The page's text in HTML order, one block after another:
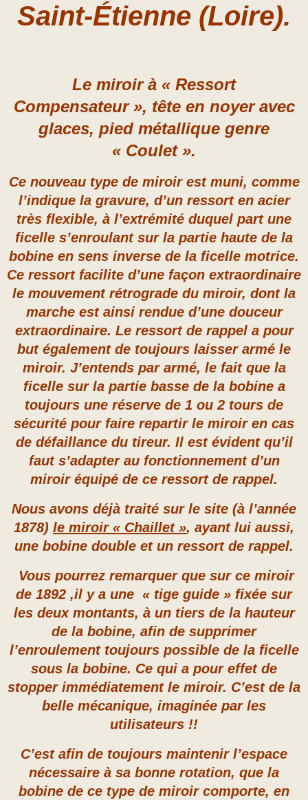
Saint-Étienne (Loire).
Le miroir à « Ressort
Compensateur », tête en noyer avec
glaces, pied métallique genre
« Coulet ».
Ce nouveau type de miroir est muni, comme
l’indique la gravure, d’un ressort en acier
très flexible, à l’extrémité duquel part une
ficelle s’enroulant sur la partie haute de la
bobine en sens inverse de la ficelle motrice.
Ce ressort facilite d’une façon extraordinaire
le mouvement rétrograde du miroir, dont la
marche est ainsi rendue d’une douceur
extraordinaire. Le ressort de rappel a pour
but également de toujours laisser armé le
miroir. J’entends par armé, le fait que la
ficelle sur la partie basse de la bobine a
toujours une réserve de 1 ou 2 tours de
sécurité pour faire repartir le miroir en cas
de défaillance du tireur. Il est évident qu’il
faut s’adapter au fonctionnement d’un
miroir équipé de ce ressort de rappel.
Nous avons déjà traité sur le site (à l’année
1878) le miroir « Chaillet », ayant lui aussi,
une bobine double et un ressort de rappel.
Vous pourrez remarquer que sur ce miroir
de 1892 ,il y a une « tige guide » fixée sur
les deux montants, à un tiers de la hauteur
de la bobine, afin de supprimer
l’enroulement toujours possible de la ficelle
sous la bobine. Ce qui a pour effet de
stopper immédiatement le miroir. C’est de la
belle mécanique, imaginée par les
utilisateurs !!
C’est afin de toujours maintenir l’espace
nécessaire à sa bonne rotation, que la
bobine de ce type de miroir comporte, en